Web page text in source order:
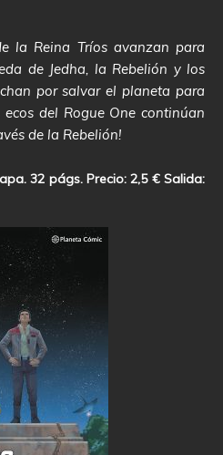
la Reina Tríos avanzan para
de Jedha, la Rebelión y los
por salvar el planeta para
ecos del Rogue One continúan
de la Rebelión!
32 págs. Precio: 2,5 € Salida: